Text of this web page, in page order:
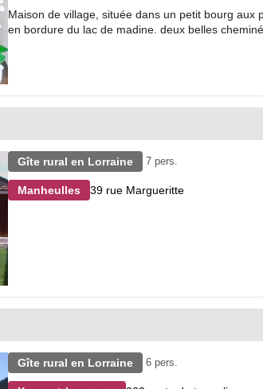
Maison de village, située dans un petit bourg aux
en bordure du lac de madine. deux belles
Gîte rural en Lorraine 7 pers.
Manheulles 39 rue Margueritte
Gîte rural en Lorraine 6 pers.